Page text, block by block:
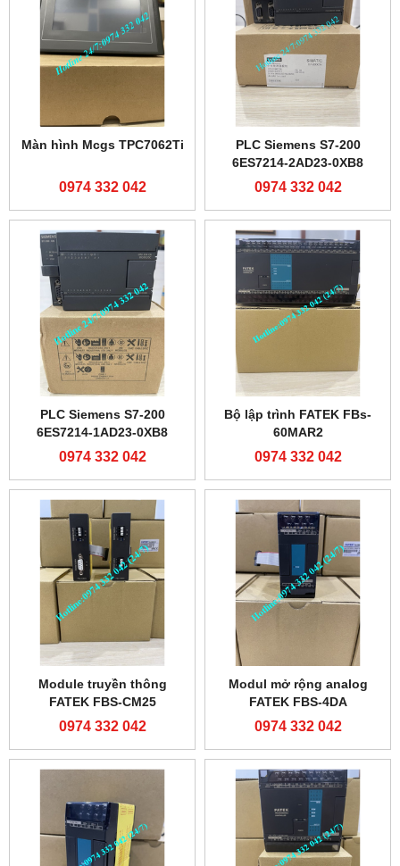
Màn hình Mcgs TPC7062Ti
0974 332 042
PLC Siemens S7-200
6ES7214-2AD23-0XB8
0974 332 042
PLC Siemens S7-200
6ES7214-1AD23-0XB8
0974 332 042
Bộ lập trình FATEK FBs-
60MAR2
0974 332 042
Module truyền thông
FATEK FBS-CM25
0974 332 042
Modul mở rộng analog
FATEK FBS-4DA
0974 332 042